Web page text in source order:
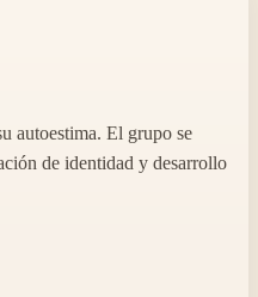
autoestima. El grupo se
de identidad y desarrollo